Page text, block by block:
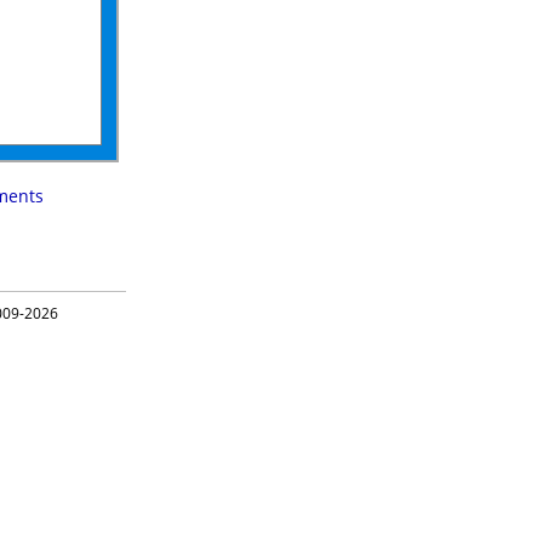
2026